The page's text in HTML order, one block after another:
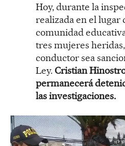
Hoy, durante la
realizada en el lugar
comunidad
tres mujeres
conductor sea
Ley.Cristian
permanecerá
las investigaciones.